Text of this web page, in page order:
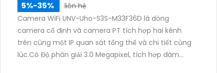
5%-35%
liên hệ
Camera WiFi UNV-Uho-S3S-M33F36D là dòng
camera cố định và camera PT tích hợp hai kênh
trên cùng một IP quan sát tổng thể và chi tiết cùng
lúc.Có Độ phân giải 3.0 Megapixel, tích hợp đàm